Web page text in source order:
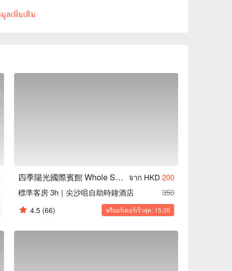
浴室、豪華房內設有50寸電視、Netflix &
情侶好去處、四季陽光國際酒店尖沙咀時鐘酒
ลเพิ่มเติม
四季陽光國際賓館 Whole Sunshine Int' Guest House จาก HKD 200
標準客房 3h｜尖沙咀自助時鐘酒店
350
4.5 (66) พรีออร์เดอร์เร็วสุด: 15:30